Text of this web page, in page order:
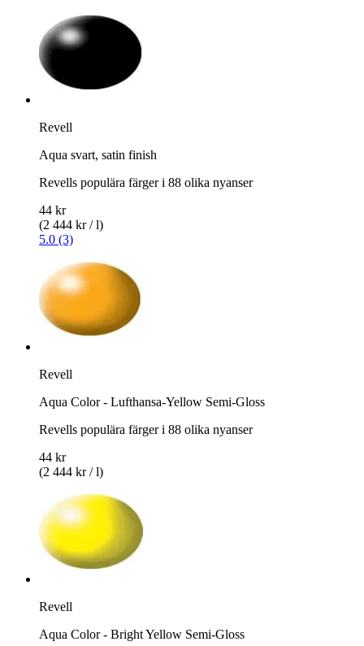
Revell
Aqua svart, satin finish
Revells populära färger i 88 olika nyanser
44 kr
(2 444 kr / l)
5.0 (3)
Revell
Aqua Color - Lufthansa-Yellow Semi-Gloss
Revells populära färger i 88 olika nyanser
44 kr
(2 444 kr / l)
Revell
Aqua Color - Bright Yellow Semi-Gloss